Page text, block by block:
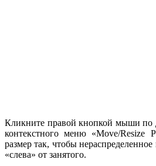
Кликните правой кнопкой мыши по
контекстного меню «Move/Resize
размер так, чтобы
«слева» от занятого.